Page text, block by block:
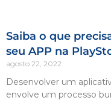
Saiba o que
seu APP na
agosto 22, 2022
Desenvolver um
envolve um processo